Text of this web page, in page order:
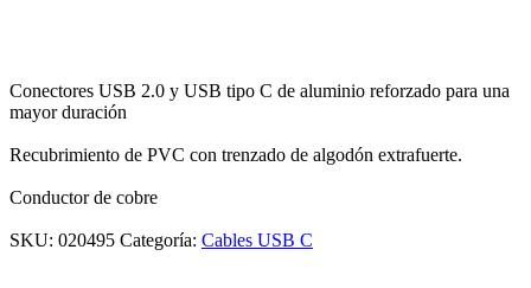
Conectores USB 2.0 y USB tipo C de aluminio reforzado para una
mayor duración
Recubrimiento de PVC con trenzado de algodón extrafuerte.
Conductor de cobre
SKU: 020495 Categoría: Cables USB C